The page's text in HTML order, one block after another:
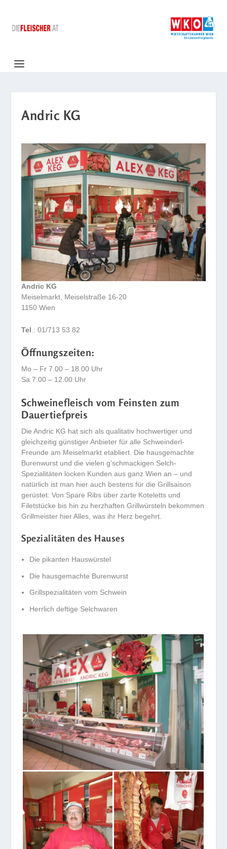
Andric KG
Andric KG
Meiselmarkt, Meiselstraße 16-20
1150 Wien
Tel .: 01/713 53 82
Öffnungszeiten:
Mo – Fr 7.00 – 18.00 Uhr
Sa 7.00 – 12.00 Uhr
Schweinefleisch vom Feinsten zum
Dauertiefpreis
Die Andric KG hat sich als qualitativ hochwertiger und
gleichzeitig günstiger Anbieter für alle Schweinderl-
Freunde am Meiselmarkt etabliert. Die hausgemachte
Burenwurst und die vielen g’schmackigen Selch-
Spezialitäten locken Kunden aus ganz Wien an – und
natürlich ist man hier auch bestens für die Grillsaison
gerüstet: Von Spare Ribs über zarte Koteletts und
Filetstücke bis hin zu herzhaften Grillwürsteln bekommen
Grillmeister hier Alles, was ihr Herz begehrt.
Spezialitäten des Hauses
Die pikanten Hauswürstel
Die hausgemachte Burenwurst
Grillspezialitäten vom Schwein
Herrlich deftige Selchwaren